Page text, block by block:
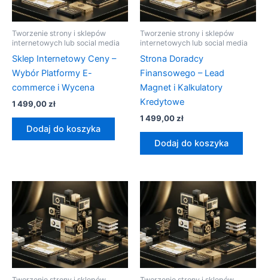
Tworzenie strony i sklepów
internetowych lub social media
Sklep Internetowy Ceny –
Wybór Platformy E-
commerce i Wycena
1 499,00zł
Dodaj do koszyka
Tworzenie strony i sklepów
internetowych lub social media
Strona Doradcy
Finansowego – Lead
Magnet i Kalkulatory
Kredytowe
1 499,00zł
Dodaj do koszyka